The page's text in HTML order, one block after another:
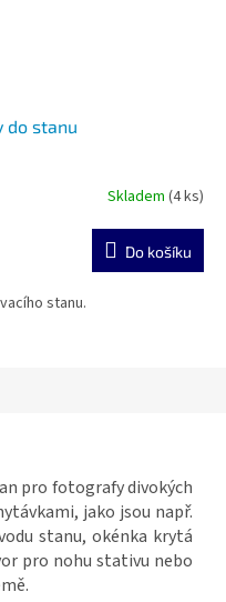
do stanu
Skladem (4 ks)
Do košíku
stanu.
pro fotografy divokých
jako jsou např.
stanu, okénka krytá
pro nohu stativu nebo